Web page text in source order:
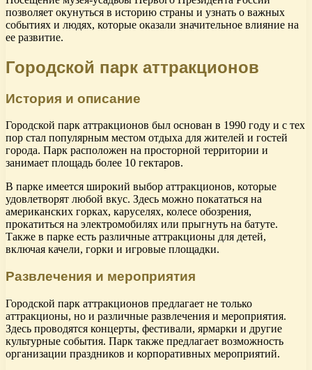
позволяет окунуться в историю страны и узнать о важных
событиях и людях, которые оказали значительное влияние на
ее развитие.
Городской парк аттракционов
История и описание
Городской парк аттракционов был основан в 1990 году и с тех
пор стал популярным местом отдыха для жителей и гостей
города. Парк расположен на просторной территории и
занимает площадь более 10 гектаров.
В парке имеется широкий выбор аттракционов, которые
удовлетворят любой вкус. Здесь можно покататься на
американских горках, каруселях, колесе обозрения,
прокатиться на электромобилях или прыгнуть на батуте.
Также в парке есть различные аттракционы для детей,
включая качели, горки и игровые площадки.
Развлечения и мероприятия
Городской парк аттракционов предлагает не только
аттракционы, но и различные развлечения и мероприятия.
Здесь проводятся концерты, фестивали, ярмарки и другие
культурные события. Парк также предлагает возможность
организации праздников и корпоративных мероприятий.